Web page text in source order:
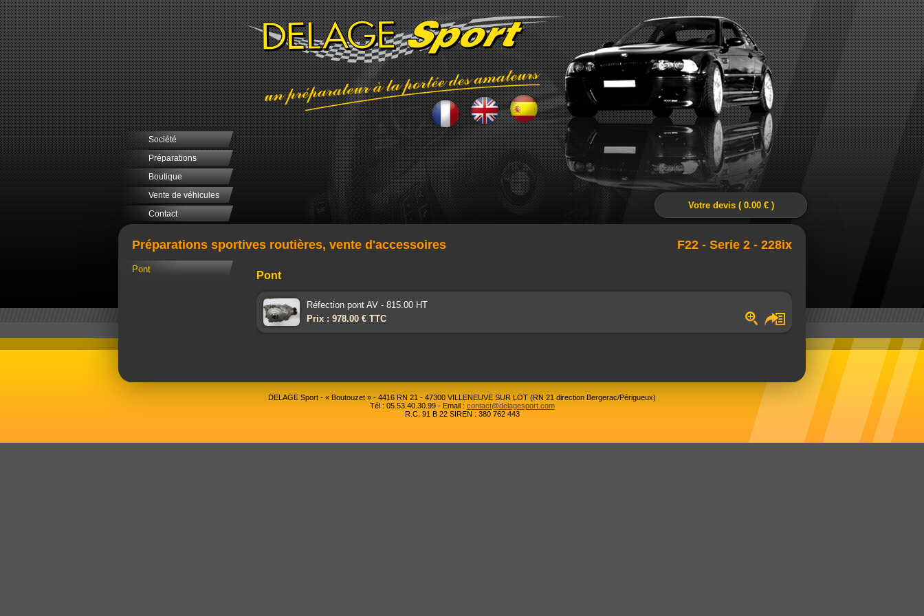
Société
Préparations
Boutique
Vente de véhicules
Contact
F22 - Serie 2 - 228ix
Préparations sportives routières, vente d'accessoires
Votre devis ( 0.00 € )
Pont
Pont
Réfection pont AV - 815.00 HT
Prix : 978.00 € TTC
DELAGE Sport - « Boutouzet » - 4416 RN 21 - 47300 VILLENEUVE SUR LOT (RN 21 direction Bergerac/Périgueux)
Tél : 05.53.40.30.99 - Email : contact@delagesport.com
R.C. 91 B 22 SIREN : 380 762 443